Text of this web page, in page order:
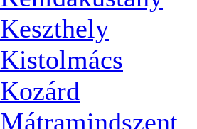
Keszthely
Kistolmács
Kozárd
Mátramindszent